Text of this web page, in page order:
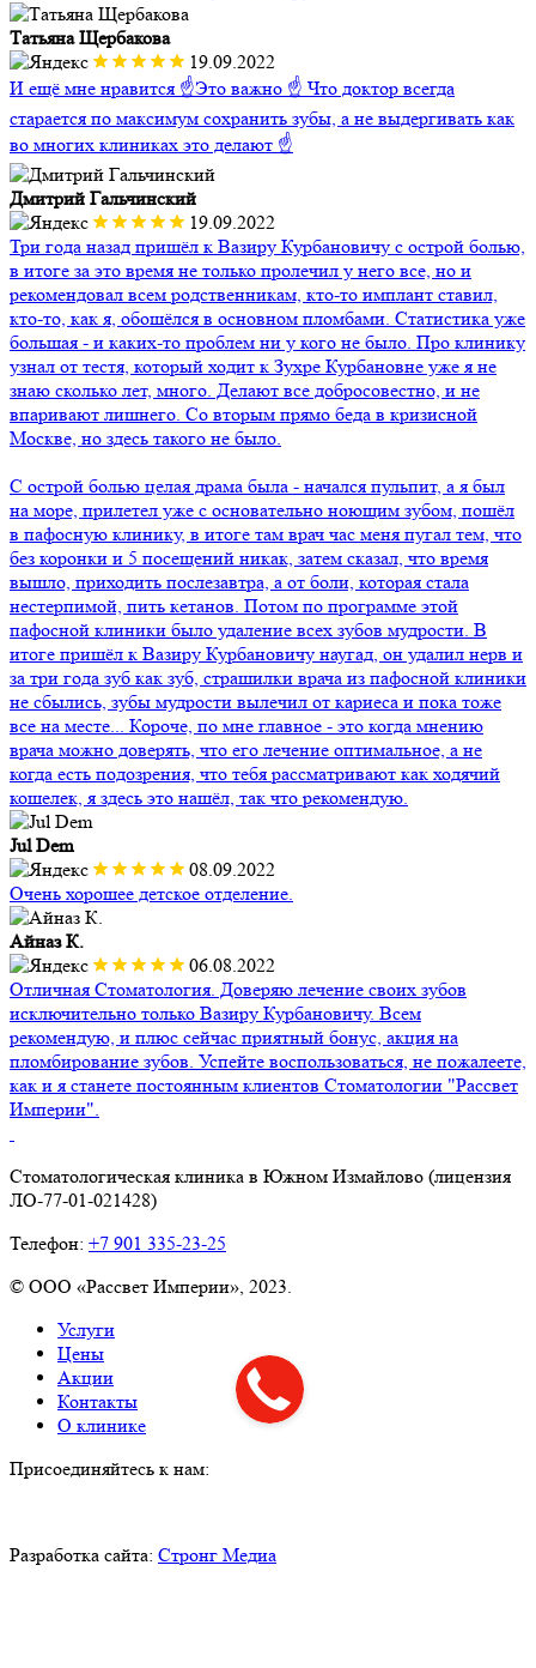
Татьяна Щербакова
19.09.2022
И ещё мне нравится ☝️Это важно ☝️ Что доктор всегда
старается по максимум сохранить зубы, а не выдергивать как
во многих клиниках это делают ☝️
Дмитрий Гальчинский
19.09.2022
Три года назад пришёл к Вазиру Курбановичу с острой болью,
в итоге за это время не только пролечил у него все, но и
рекомендовал всем родственникам, кто-то имплант ставил,
кто-то, как я, обошёлся в основном пломбами. Статистика уже
большая - и каких-то проблем ни у кого не было. Про клинику
узнал от тестя, который ходит к Зухре Курбановне уже я не
знаю сколько лет, много. Делают все добросовестно, и не
впаривают лишнего. Со вторым прямо беда в кризисной
Москве, но здесь такого не было.
С острой болью целая драма была - начался пульпит, а я был
на море, прилетел уже с основательно ноющим зубом, пошёл
в пафосную клинику, в итоге там врач час меня пугал тем, что
без коронки и 5 посещений никак, затем сказал, что время
вышло, приходить послезавтра, а от боли, которая стала
нестерпимой, пить кетанов. Потом по программе этой
пафосной клиники было удаление всех зубов мудрости. В
итоге пришёл к Вазиру Курбановичу наугад, он удалил нерв и
за три года зуб как зуб, страшилки врача из пафосной клиники
не сбылись, зубы мудрости вылечил от кариеса и пока тоже
все на месте... Короче, по мне главное - это когда мнению
врача можно доверять, что его лечение оптимальное, а не
когда есть подозрения, что тебя рассматривают как ходячий
кошелек, я здесь это нашёл, так что рекомендую.
Jul Dem
08.09.2022
Очень хорошее детское отделение.
Айназ К.
06.08.2022
Отличная Стоматология. Доверяю лечение своих зубов
исключительно только Вазиру Курбановичу. Всем
рекомендую, и плюс сейчас приятный бонус, акция на
пломбирование зубов. Успейте воспользоваться, не пожалеете,
как и я станете постоянным клиентов Стоматологии "Рассвет
Империи".
Стоматологическая клиника в Южном Измайлово (лицензия
ЛО-77-01-021428)
Телефон: +7 901 335-23-25
© ООО «Рассвет Империи», 2023.
Услуги
Цены
Акции
Контакты
О клинике
Присоединяйтесь к нам:
Разработка сайта: Стронг Медиа